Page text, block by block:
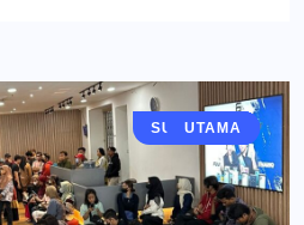
BERITA
EKONOMI
SURABAYA
TECH
TEKNO
UTAMA